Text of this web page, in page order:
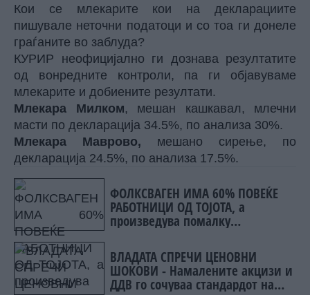
Кои се млекарите кои на декларациите
пишувале неточни податоци и со тоа ги донеле
граѓаните во заблуда?
КУРИР неофицијално ги дознава резултатите
од вонредните контроли, па ги објавуваме
млекарите и добиените резултати.
Млекара Милком, мешан кашкавал, млечни
масти по декларација 34.5%, по анализа 30%.
Млекара Маврово, мешано сирење, по
декларација 24.5%, по анализа 17.5%.
ФОЛКСВАГЕН ИМА 60% ПОВЕЌЕ
РАБОТНИЦИ ОД ТОЈОТА, а
произведува помалку
ВЛАДАТА СПРЕЧИ ЦЕНОВНИ
ШОКОВИ - Намалените акцизи и
ДДВ го сочуваа стандардот на